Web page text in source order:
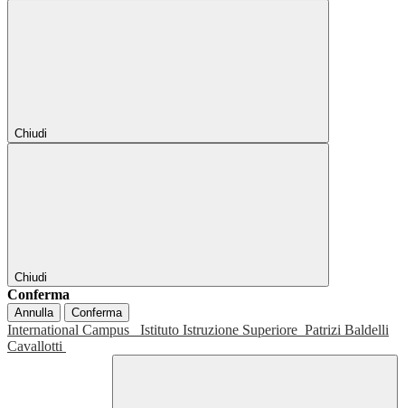
Chiudi
Chiudi
Conferma
Annulla Conferma
International Campus Istituto Istruzione Superiore Patrizi Baldelli
Cavallotti